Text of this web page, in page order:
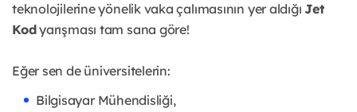
teknolojilerine yönelik vaka çalımasının yer aldığıJet
Kodyarışması tam sana göre!
Eğer sen de üniversitelerin:
Bilgisayar Mühendisliği,